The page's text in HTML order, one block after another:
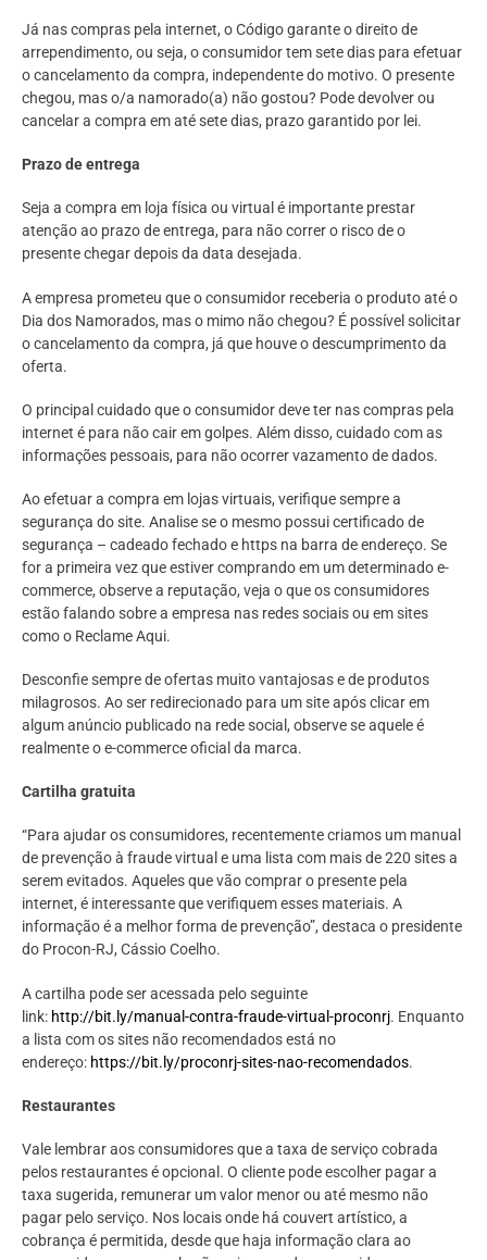
Já nas compras pela internet, o Código garante o direito de
arrependimento, ou seja, o consumidor tem sete dias para efetuar
o cancelamento da compra, independente do motivo. O presente
chegou, mas o/a namorado(a) não gostou? Pode devolver ou
cancelar a compra em até sete dias, prazo garantido por lei.
Prazo de entrega
Seja a compra em loja física ou virtual é importante prestar
atenção ao prazo de entrega, para não correr o risco de o
presente chegar depois da data desejada.
A empresa prometeu que o consumidor receberia o produto até o
Dia dos Namorados, mas o mimo não chegou? É possível solicitar
o cancelamento da compra, já que houve o descumprimento da
oferta.
O principal cuidado que o consumidor deve ter nas compras pela
internet é para não cair em golpes. Além disso, cuidado com as
informações pessoais, para não ocorrer vazamento de dados.
Ao efetuar a compra em lojas virtuais, verifique sempre a
segurança do site. Analise se o mesmo possui certificado de
segurança – cadeado fechado e https na barra de endereço. Se
for a primeira vez que estiver comprando em um determinado e-
commerce, observe a reputação, veja o que os consumidores
estão falando sobre a empresa nas redes sociais ou em sites
como o Reclame Aqui.
Desconfie sempre de ofertas muito vantajosas e de produtos
milagrosos. Ao ser redirecionado para um site após clicar em
algum anúncio publicado na rede social, observe se aquele é
realmente o e-commerce oficial da marca.
Cartilha gratuita
“Para ajudar os consumidores, recentemente criamos um manual
de prevenção à fraude virtual e uma lista com mais de 220 sites a
serem evitados. Aqueles que vão comprar o presente pela
internet, é interessante que verifiquem esses materiais. A
informação é a melhor forma de prevenção”, destaca o presidente
do Procon-RJ, Cássio Coelho.
A cartilha pode ser acessada pelo seguinte
link: http://bit.ly/manual-contra-fraude-virtual-proconrj. Enquanto
a lista com os sites não recomendados está no
endereço: https://bit.ly/proconrj-sites-nao-recomendados.
Restaurantes
Vale lembrar aos consumidores que a taxa de serviço cobrada
pelos restaurantes é opcional. O cliente pode escolher pagar a
taxa sugerida, remunerar um valor menor ou até mesmo não
pagar pelo serviço. Nos locais onde há couvert artístico, a
cobrança é permitida, desde que haja informação clara ao